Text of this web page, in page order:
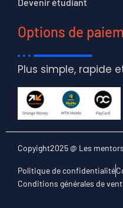
Devenir étudiant
Options de
Plus simple, rapide
Copyight2025 @ Les
Politique de confidentialité
Conditions générales de